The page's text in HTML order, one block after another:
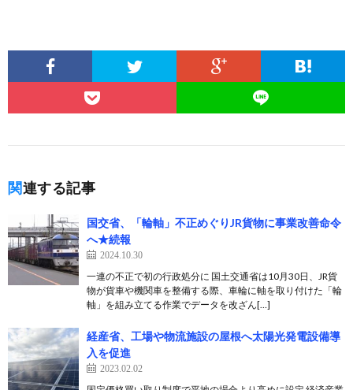
関連する記事
国交省、「輪軸」不正めぐりJR貨物に事業改善命令
へ★続報
2024.10.30
一連の不正で初の行政処分に 国土交通省は10月30日、JR貨
物が貨車や機関車を整備する際、車輪に軸を取り付けた「輪
軸」を組み立てる作業でデータを改ざん[…]
経産省、工場や物流施設の屋根へ太陽光発電設備導
入を促進
2023.02.02